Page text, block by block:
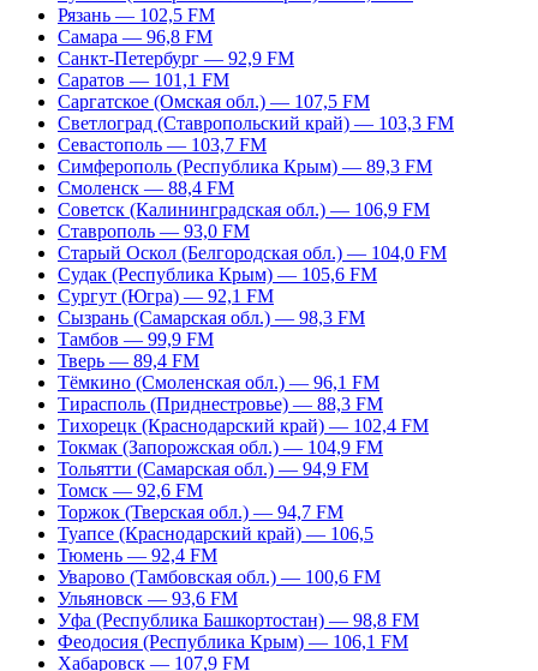
Рязань — 102,5 FM
Самара — 96,8 FM
Санкт-Петербург — 92,9 FM
Саратов — 101,1 FM
Саргатское (Омская обл.) — 107,5 FM
Светлоград (Ставропольский край) — 103,3 FM
Севастополь — 103,7 FM
Симферополь (Республика Крым) — 89,3 FM
Смоленск — 88,4 FM
Советск (Калининградская обл.) — 106,9 FM
Ставрополь — 93,0 FM
Старый Оскол (Белгородская обл.) — 104,0 FM
Судак (Республика Крым) — 105,6 FM
Сургут (Югра) — 92,1 FM
Сызрань (Самарская обл.) — 98,3 FM
Тамбов — 99,9 FM
Тверь — 89,4 FM
Тёмкино (Смоленская обл.) — 96,1 FM
Тирасполь (Приднестровье) — 88,3 FM
Тихорецк (Краснодарский край) — 102,4 FM
Токмак (Запорожская обл.) — 104,9 FM
Тольятти (Самарская обл.) — 94,9 FM
Томск — 92,6 FM
Торжок (Тверская обл.) — 94,7 FM
Туапсе (Краснодарский край) — 106,5
Тюмень — 92,4 FM
Уварово (Тамбовская обл.) — 100,6 FM
Ульяновск — 93,6 FM
Уфа (Республика Башкортостан) — 98,8 FM
Феодосия (Республика Крым) — 106,1 FM
Хабаровск — 107,9 FM